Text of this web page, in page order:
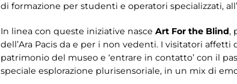
di formazione per studenti e operatori specializzati,
In linea con queste iniziative nasce Art For the Blind,
dell’Ara Pacis da e per i non vedenti. I visitatori
patrimonio del museo e ‘entrare in contatto’ con il
speciale esplorazione plurisensoriale, in un mix di